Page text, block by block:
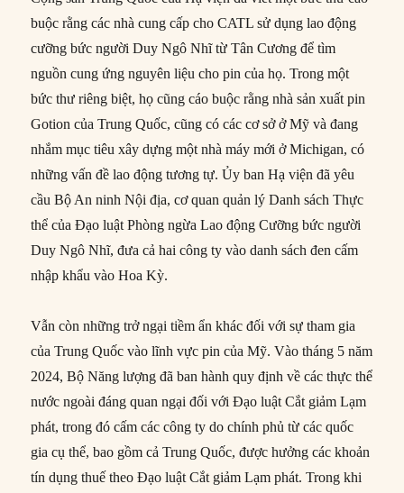
buộc rằng các nhà cung cấp cho CATL sử dụng lao động
cưỡng bức người Duy Ngô Nhĩ từ Tân Cương để tìm
nguồn cung ứng nguyên liệu cho pin của họ. Trong một
bức thư riêng biệt, họ cũng cáo buộc rằng nhà sản xuất pin
Gotion của Trung Quốc, cũng có các cơ sở ở Mỹ và đang
nhắm mục tiêu xây dựng một nhà máy mới ở Michigan, có
những vấn đề lao động tương tự. Ủy ban Hạ viện đã yêu
cầu Bộ An ninh Nội địa, cơ quan quản lý Danh sách Thực
thể của Đạo luật Phòng ngừa Lao động Cưỡng bức người
Duy Ngô Nhĩ, đưa cả hai công ty vào danh sách đen cấm
nhập khẩu vào Hoa Kỳ.
Vẫn còn những trở ngại tiềm ẩn khác đối với sự tham gia
của Trung Quốc vào lĩnh vực pin của Mỹ. Vào tháng 5 năm
2024, Bộ Năng lượng đã ban hành quy định về các thực thể
nước ngoài đáng quan ngại đối với Đạo luật Cắt giảm Lạm
phát, trong đó cấm các công ty do chính phủ từ các quốc
gia cụ thể, bao gồm cả Trung Quốc, được hưởng các khoản
tín dụng thuế theo Đạo luật Cắt giảm Lạm phát. Trong khi